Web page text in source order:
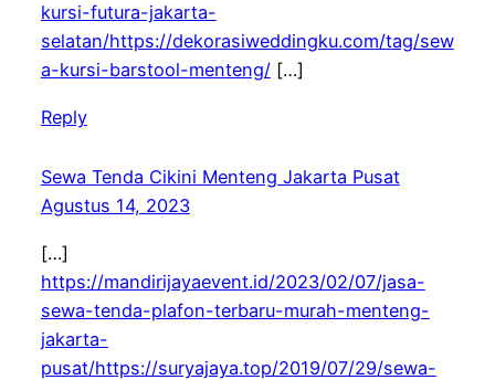
kursi-futura-jakarta-
selatan/https://dekorasiweddingku.com/tag/sew
a-kursi-barstool-menteng/[…]
Reply
Sewa Tenda Cikini Menteng Jakarta Pusat
Agustus 14, 2023
[…]
https://mandirijayaevent.id/2023/02/07/jasa-
sewa-tenda-plafon-terbaru-murah-menteng-
jakarta-
pusat/https://suryajaya.top/2019/07/29/sewa-